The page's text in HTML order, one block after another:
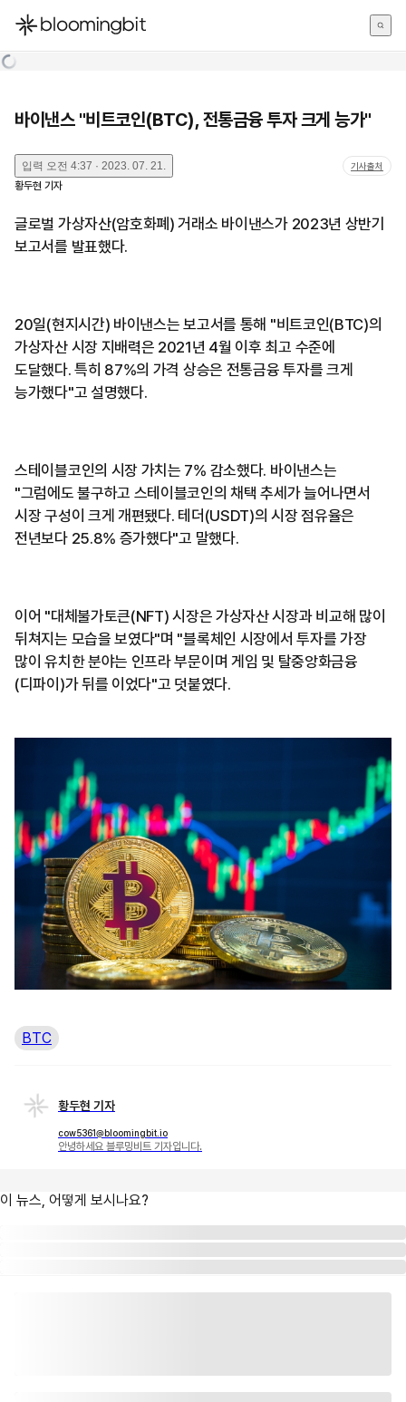
한국어
바이낸스 "비트코인(BTC), 전통금융 투자 크게 능가"
입력 오전 4:37 · 2023. 07. 21. 기사출처
황두현 기자
글로벌 가상자산(암호화폐) 거래소 바이낸스가 2023년 상반기
보고서를 발표했다.
20일(현지시간) 바이낸스는 보고서를 통해 "비트코인(BTC)의
가상자산 시장 지배력은 2021년 4월 이후 최고 수준에
도달했다. 특히 87%의 가격 상승은 전통금융 투자를 크게
능가했다"고 설명했다.
스테이블코인의 시장 가치는 7% 감소했다. 바이낸스는
"그럼에도 불구하고 스테이블코인의 채택 추세가 늘어나면서
시장 구성이 크게 개편됐다. 테더(USDT)의 시장 점유율은
전년보다 25.8% 증가했다"고 말했다.
이어 "대체불가토큰(NFT) 시장은 가상자산 시장과 비교해 많이
뒤쳐지는 모습을 보였다"며 "블록체인 시장에서 투자를 가장
많이 유치한 분야는 인프라 부문이며 게임 및 탈중앙화금융
(디파이)가 뒤를 이었다"고 덧붙였다.
BTC
황두현 기자
cow5361@bloomingbit.io
안녕하세요 블루밍비트 기자입니다.
이 뉴스, 어떻게 보시나요?